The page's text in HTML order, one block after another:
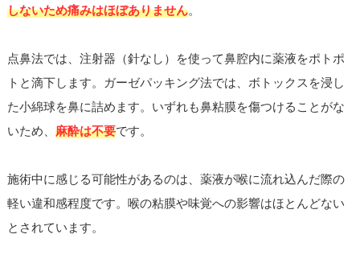
しないため痛みはほぼありません。
点鼻法では、注射器（針なし）を使って鼻腔内に薬液をポトポ
トと滴下します。ガーゼパッキング法では、ボトックスを浸し
た小綿球を鼻に詰めます。いずれも鼻粘膜を傷つけることがな
いため、 麻酔は不要です。
施術中に感じる可能性があるのは、薬液が喉に流れ込んだ際の
軽い違和感程度です。喉の粘膜や味覚への影響はほとんどない
とされています。